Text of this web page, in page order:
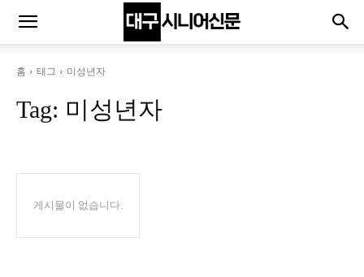
홈 태그 미성년자
Tag: 미성년자
게시물이 없습니다.